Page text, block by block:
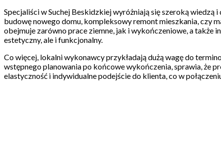
Specjaliści w Suchej Beskidzkiej wyróżniają się szeroką wiedzą
budowę nowego domu, kompleksowy remont mieszkania, czy
obejmuje zarówno prace ziemne, jak i wykończeniowe, a
estetyczny, ale i funkcjonalny.
Co więcej, lokalni wykonawcy przykładają dużą wagę do
wstępnego planowania po końcowe wykończenia, sprawia, że
elastyczność i indywidualne podejście do klienta, co w